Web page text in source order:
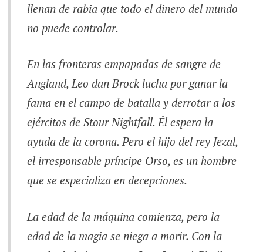
llenan de rabia que todo el dinero del mundo
no puede controlar.
En las fronteras empapadas de sangre de
Angland, Leo dan Brock lucha por ganar la
fama en el campo de batalla y derrotar a los
ejércitos de Stour Nightfall. Él espera la
ayuda de la corona. Pero el hijo del rey Jezal,
el irresponsable príncipe Orso, es un hombre
que se especializa en decepciones.
La edad de la máquina comienza, pero la
edad de la magia se niega a morir. Con la